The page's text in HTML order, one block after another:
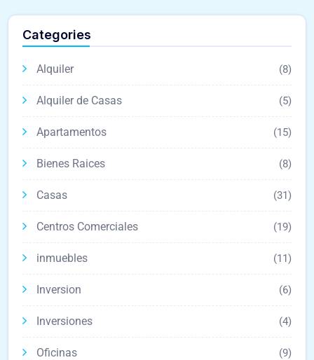
Categories
Alquiler (8)
Alquiler de Casas (5)
Apartamentos (15)
Bienes Raices (8)
Casas (31)
Centros Comerciales (19)
inmuebles (11)
Inversion (6)
Inversiones (4)
Oficinas (9)